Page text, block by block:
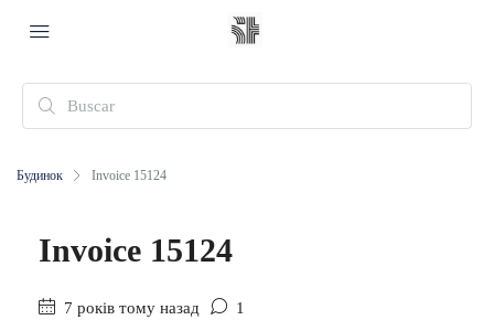
Будинок Invoice 15124
Invoice 15124
7 років тому назад 1